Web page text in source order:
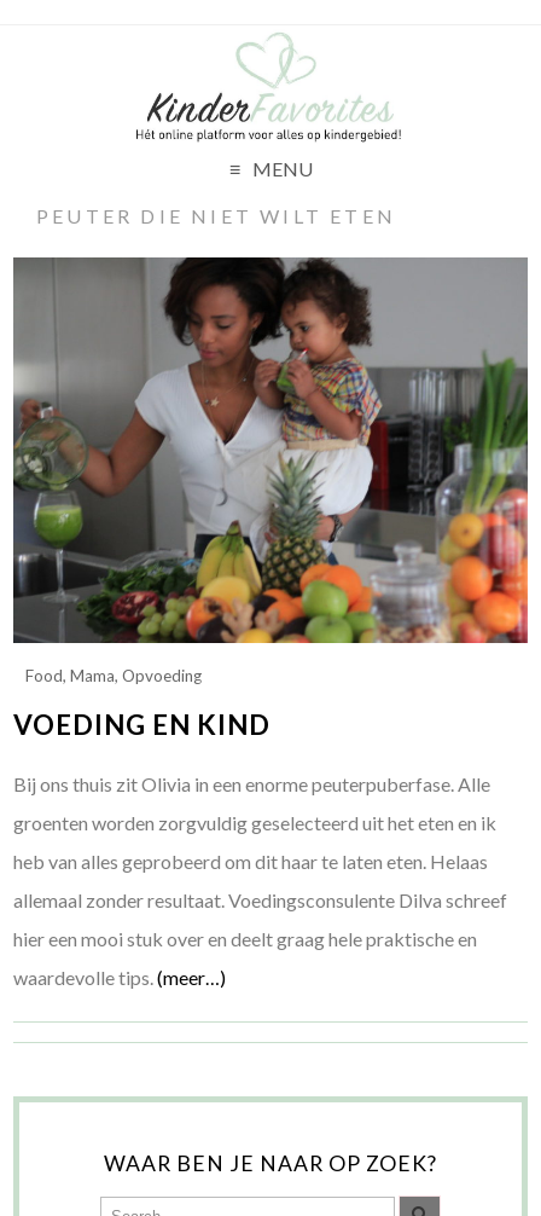
MENU
PEUTER DIE NIET WILT ETEN
Food,Mama,Opvoeding
VOEDING EN KIND
Bij ons thuis zit Olivia in een enorme peuterpuberfase. Alle
groenten worden zorgvuldig geselecteerd uit het eten en ik
heb van alles geprobeerd om dit haar te laten eten. Helaas
allemaal zonder resultaat. Voedingsconsulente Dilva schreef
hier een mooi stuk over en deelt graag hele praktische en
waardevolle tips.(meer…)
WAAR BEN JE NAAR OP ZOEK?